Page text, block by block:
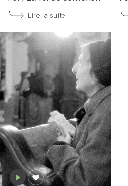
Lire la suite